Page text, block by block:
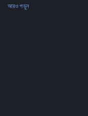
আরও পড়ুন